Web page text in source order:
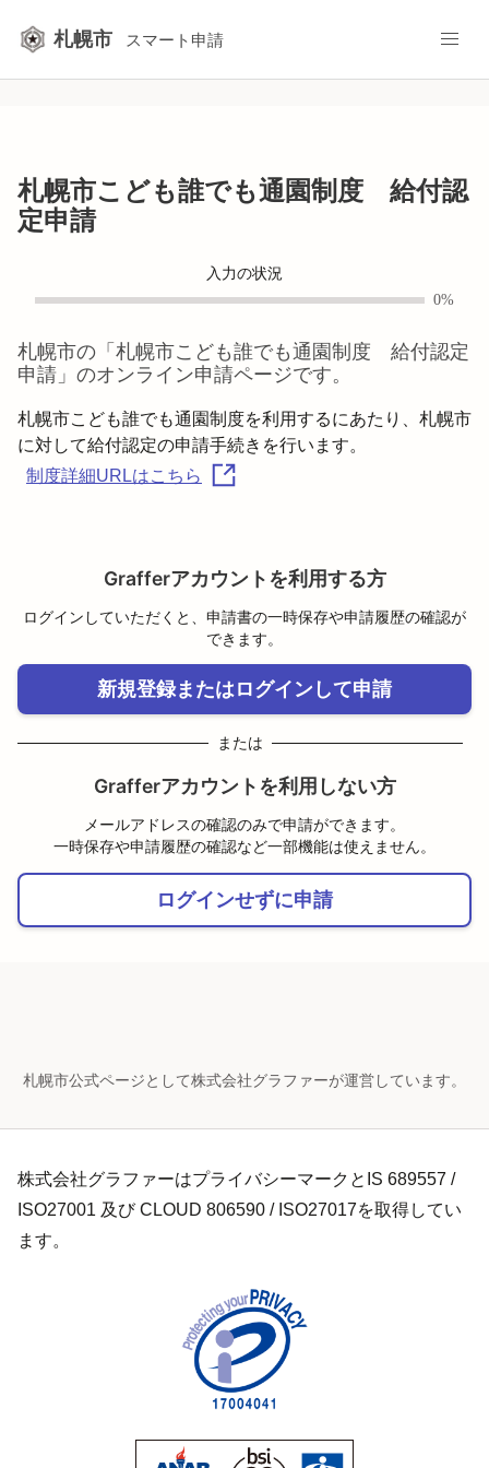
札幌市 スマート申請
札幌市こども誰でも通園制度 給付認
定申請
入力の状況
0%
札幌市の「 札幌市こども誰でも通園制度 給付認定
申請 」のオンライン申請ページです。
札幌市こども誰でも通園制度を利用するにあたり、札幌市
制度詳細URLはこちら
Grafferアカウントを利用する方
ログインしていただくと、申請書の一時保存や申請履歴の確認が
できます。
新規登録またはログインして申請
または
Grafferアカウントを利用しない方
メールアドレスの確認のみで申請ができます。
一時保存や申請履歴の確認など一部機能は使えません。
ログインせずに申請
札幌市公式ページとして株式会社グラファーが運営しています。
株式会社グラファーはプライバシーマークとIS 689557 /
ISO27001 及び CLOUD 806590 / ISO27017を取得してい
ます。